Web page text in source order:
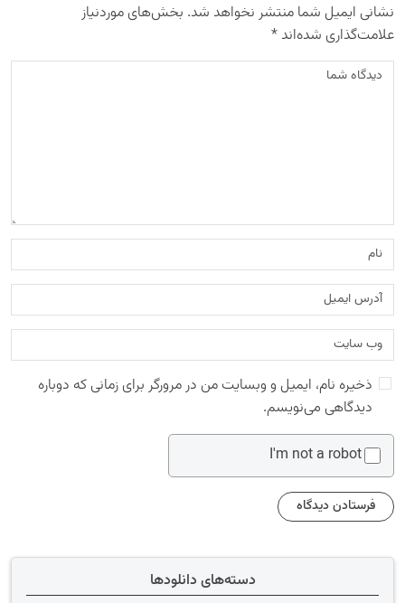
نشانی ایمیل شما منتشر نخواهد شد. بخش‌های موردنیاز
علامت‌گذاری شده‌اند*
ذخیره نام، ایمیل و وبسایت من در مرورگر برای زمانی که دوباره
دیدگاهی می‌نویسم.
I'm not a robot
دسته‌های دانلودها